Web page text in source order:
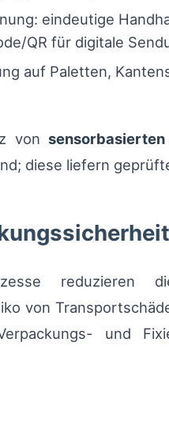
eindeutige
QR für digitale
auf Paletten,
von sensorbasierten
diese liefern
reduzieren
von
und